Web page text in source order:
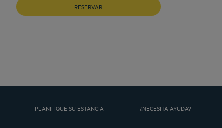
RESERVAR
PLANIFIQUE SU ESTANCIA ¿NECESITA AYUDA?